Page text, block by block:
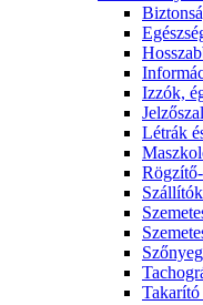
Izzók,
Létrák